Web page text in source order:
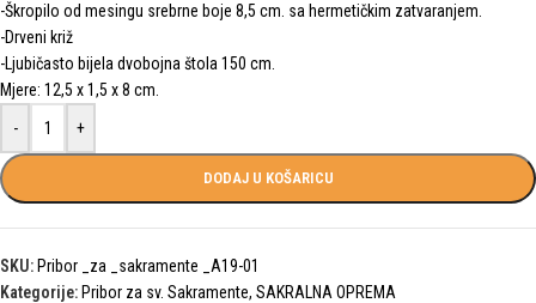
-Škropilo od mesingu srebrne boje 8,5 cm. sa hermetičkim zatvaranjem.
-Drveni križ
-Ljubičasto bijela dvobojna štola 150 cm.
Mjere: 12,5 x 1,5 x 8 cm.
-
+
DODAJ U KOŠARICU
SKU: Pribor _za _sakramente _A19-01
Kategorije: Pribor za sv. Sakramente, SAKRALNA OPREMA